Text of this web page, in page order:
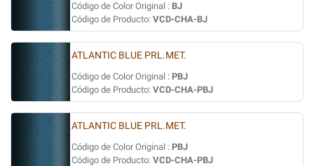
Código de Color Original : BJ
Código de Producto: VCD-CHA-BJ
ATLANTIC BLUE PRL.MET.
Código de Color Original : PBJ
Código de Producto: VCD-CHA-PBJ
ATLANTIC BLUE PRL.MET.
Código de Color Original : PBJ
Código de Producto: VCD-CHA-PBJ